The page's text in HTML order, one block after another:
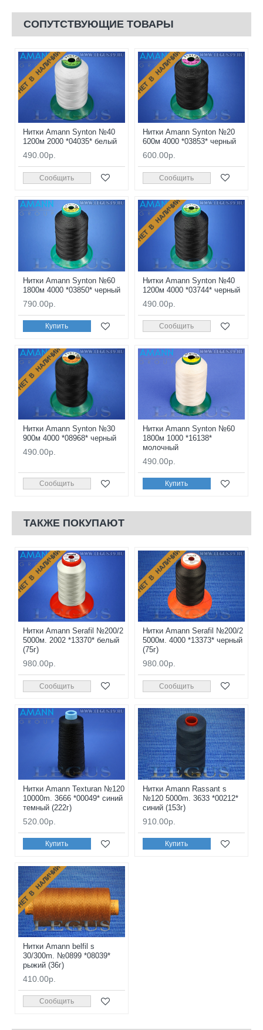
СОПУТСТВУЮЩИЕ ТОВАРЫ
НЕТ В НАЛИЧИИ
Нитки Amann Synton №40
1200м 2000 *04035* белый
490.00р.
Сообщить
НЕТ В НАЛИЧИИ
Нитки Amann Synton №20
600м 4000 *03853* черный
600.00р.
Сообщить
Нитки Amann Synton №60
1800м 4000 *03850* черный
790.00р.
Купить
НЕТ В НАЛИЧИИ
Нитки Amann Synton №40
1200м 4000 *03744* черный
490.00р.
Сообщить
НЕТ В НАЛИЧИИ
Нитки Amann Synton №30
900м 4000 *08968* черный
490.00р.
Сообщить
Нитки Amann Synton №60
1800м 1000 *16138*
молочный
490.00р.
Купить
ТАКЖЕ ПОКУПАЮТ
НЕТ В НАЛИЧИИ
Нитки Amann Serafil №200/2
5000м. 2002 *13370* белый
(75г)
980.00р.
Сообщить
НЕТ В НАЛИЧИИ
Нитки Amann Serafil №200/2
5000м. 4000 *13373* черный
(75г)
980.00р.
Сообщить
Нитки Amann Texturan №120
10000m. 3666 *00049* синий
темный (222г)
520.00р.
Купить
Нитки Amann Rassant s
№120 5000m. 3633 *00212*
синий (153г)
910.00р.
Купить
НЕТ В НАЛИЧИИ
Нитки Amann belfil s
30/300m. №0899 *08039*
рыжий (36г)
410.00р.
Сообщить